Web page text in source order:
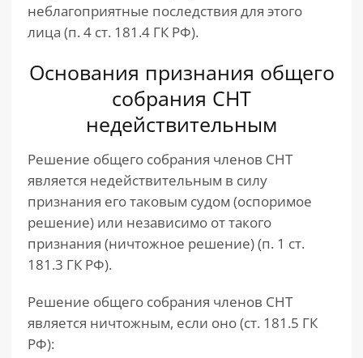
неблагоприятные последствия для этого
лица (п. 4 ст. 181.4 ГК РФ).
Основания признания общего
собрания СНТ
недействительным
Решение общего собрания членов СНТ
является недействительным в силу
признания его таковым судом (оспоримое
решение) или независимо от такого
признания (ничтожное решение) (п. 1 ст.
181.3 ГК РФ).
Решение общего собрания членов СНТ
является ничтожным, если оно (ст. 181.5 ГК
РФ):